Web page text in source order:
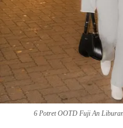
6 Potret OOTD Fuji An